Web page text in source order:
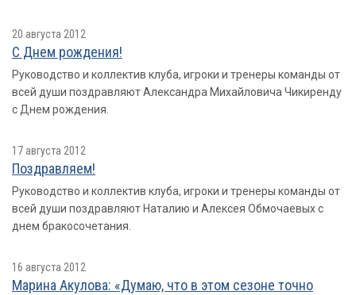
20 августа 2012
С Днем рождения!
Руководство и коллектив клуба, игроки и тренеры команды от
всей души поздравляют Александра Михайловича Чикиренду
с Днем рождения.
17 августа 2012
Поздравляем!
Руководство и коллектив клуба, игроки и тренеры команды от
всей души поздравляют Наталию и Алексея Обмочаевых с
днем бракосочетания.
16 августа 2012
Марина Акулова: «Думаю, что в этом сезоне точно